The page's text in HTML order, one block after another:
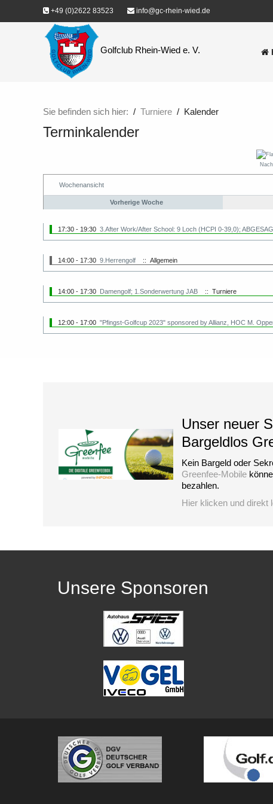
+49 (0)2622 83523 info@gc-rhein-wied.de
Golfclub Rhein-Wied e. V.
Sie befinden sich hier: Turniere Kalender
Terminkalender
Wochenansicht
Vorherige Woche
17:30 - 19:30 3.After Work/After School: 9 Loch (HCPI 0-39,0);
14:00 - 17:30 9.Herrengolf :: Allgemein
14:00 - 17:30 Damengolf; 1.Sonderwertung JAB :: Turniere
12:00 - 17:00 "Pfingst-Golfcup 2023" sponsored by Allianz, HOC M.
Unser neuer
Bargeldlos
Kein Bargeld oder
Greenfee-Mobile
bezahlen.
Hier klicken und direkt
Unsere Sponsoren